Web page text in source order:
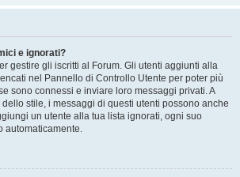
e ignorati?
gestire gli iscritti al Forum. Gli utenti aggiunti alla
nel Pannello di Controllo Utente per poter più
sono connessi e inviare loro messaggi privati. A
stile, i messaggi di questi utenti possono anche
un utente alla tua lista ignorati, ogni suo
automaticamente.